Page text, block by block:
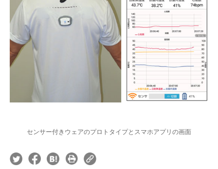
センサー付きウェアのプロトタイプとスマホアプリの画面